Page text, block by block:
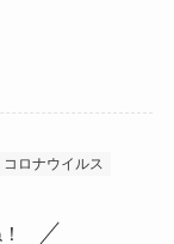
コロナウイルス